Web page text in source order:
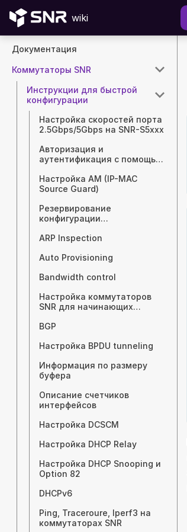
wiki
Документация
Коммутаторы SNR
Инструкции для быстрой
конфигурации
Настройка скоростей порта
2.5Gbps/5Gbps на SNR-S5xxx
Авторизация и
аутентификация с помощью
Настройка AM (IP-MAC
Source Guard)
Резервирование
конфигурации
помощью TFTP/FTP/SFTP-
ARP Inspection
Auto Provisioning
Bandwidth control
Настройка коммутаторов
SNR для начинающих
BGP
Настройка BPDU tunneling
Информация по размеру
буфера
Описание счетчиков
интерфейсов
Настройка DCSCM
Настройка DHCP Relay
Настройка DHCP Snooping и
Option 82
DHCPv6
Ping, Traceroure, Iperf3 на
коммутаторах SNR